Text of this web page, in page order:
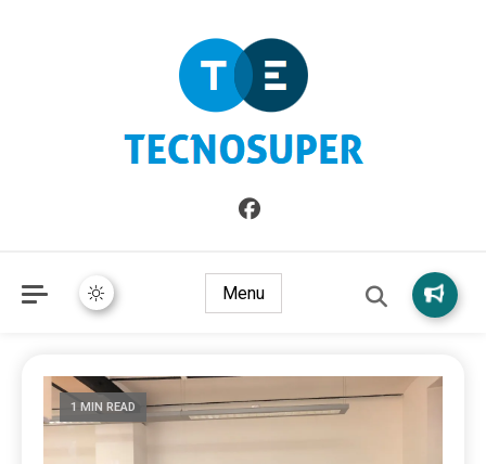
TecnoSuper.net
Informazioni sull'Italia. Seleziona gli argomenti di cui vuoi
saperne di più
Menu
1 MIN READ